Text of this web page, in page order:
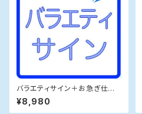
バラエティサイン＋お急ぎ仕上
げ
¥8,980